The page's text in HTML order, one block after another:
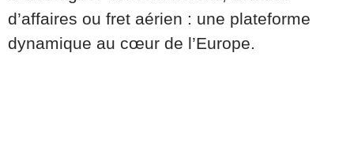
d’affaires ou fret aérien : une plateforme
dynamique au cœur de l’Europe.